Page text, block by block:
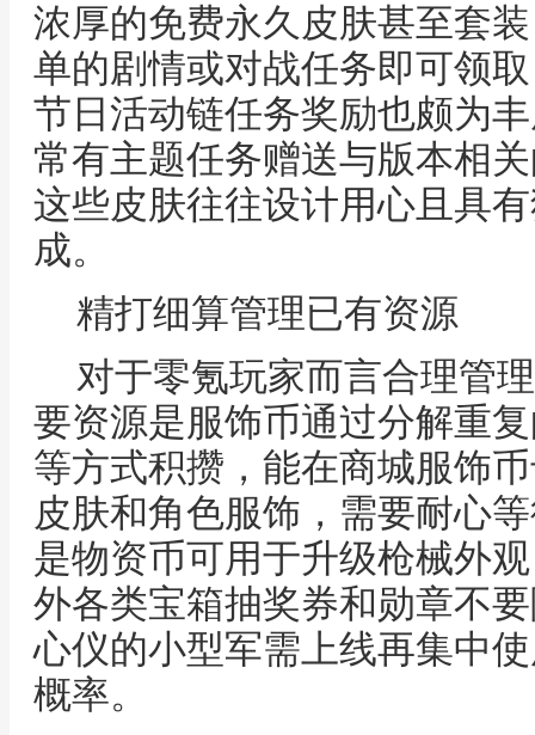
浓厚的免费永久皮肤甚至套
单的剧情或对战任务即可领
节日活动链任务奖励也颇为
常有主题任务赠送与版本相
这些皮肤往往设计用心且具
成。
精打细算管理已有资源
对于零氪玩家而言合理管
要资源是服饰币通过分解重
等方式积攒，能在商城服饰
皮肤和角色服饰，需要耐心
是物资币可用于升级枪械外
外各类宝箱抽奖券和勋章不
心仪的小型军需上线再集中
概率。